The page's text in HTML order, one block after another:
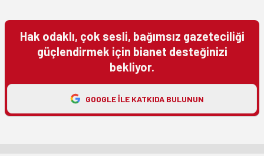
Hak odaklı, çok sesli, bağımsız gazeteciliği
güçlendirmek için bianet desteğinizi
bekliyor.
GOOGLE ILE KATKIDA BULUNUN